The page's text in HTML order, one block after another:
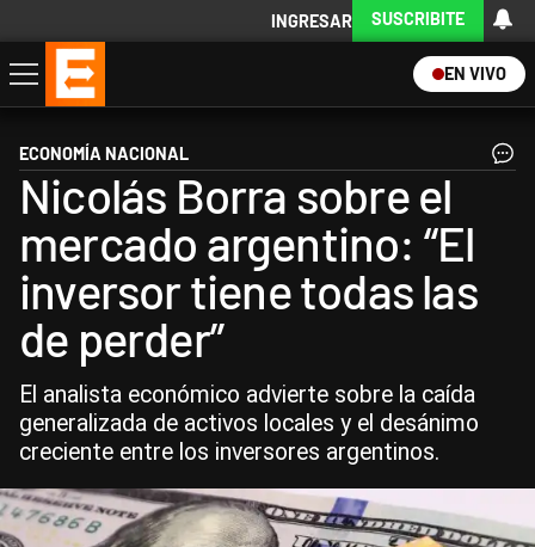
INGRESAR SUSCRIBITE
EN VIVO
Economía
Política
Internacional
Actualidad
Descargá la App
ECONOMÍA NACIONAL
Nicolás Borra sobre el
mercado argentino: “El
inversor tiene todas las
de perder”
El analista económico advierte sobre la caída
generalizada de activos locales y el desánimo
creciente entre los inversores argentinos.